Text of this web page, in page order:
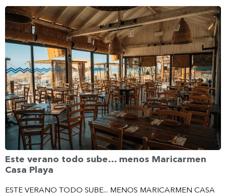
Este verano todo sube… menos Maricarmen
Casa Playa
ESTE VERANO TODO SUBE... MENOS MARICARMEN CASA